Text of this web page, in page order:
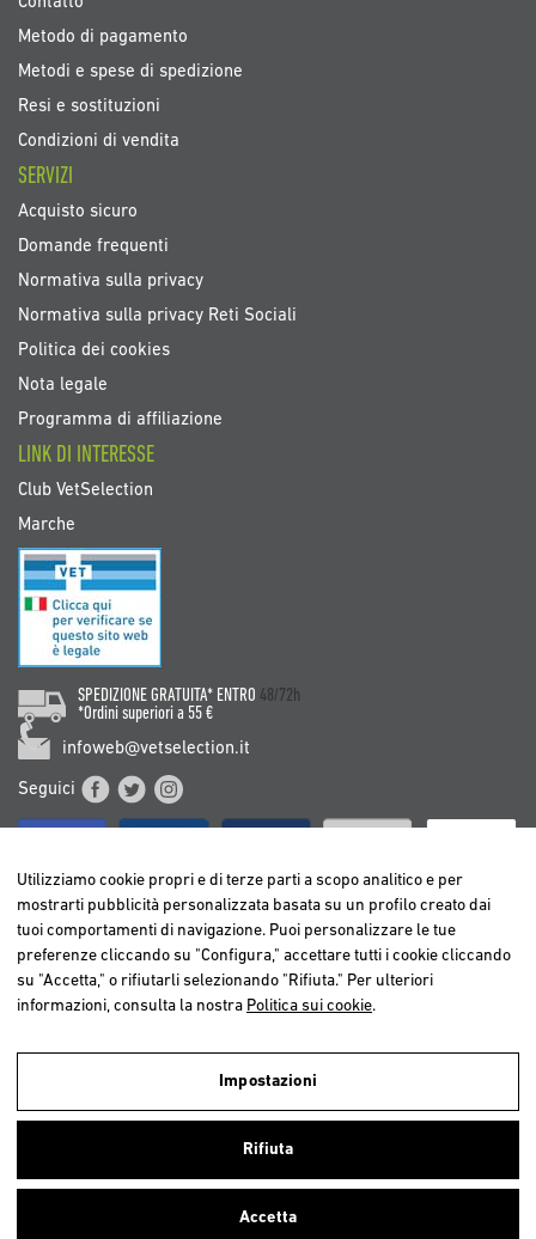
Utilizziamo cookies propri e di terze parti per realizzare analisi della
navigazione degli utenti e così poter offrire un miglior servizio.
ulteriori informazioniclicca qui.
Metodo di pagamento
Metodi e spese di spedizione
Resi e sostituzioni
Condizioni di vendita
SERVIZI
Acquisto sicuro
Domande frequenti
Normativa sulla privacy
Normativa sulla privacy Reti Sociali
Politica dei cookies
Nota legale
Programma di affiliazione
LINK DI INTERESSE
Club VetSelection
Marche
SPEDIZIONE GRATUITA* ENTRO 48/72h
*Ordini superiori a 55 €
infoweb@vetselection.it
Seguici
BELGIË / BELGIQUE
DEUTSCHLAND
ESPAÑA
ITALIA
NEDERLAND
ÖSTERREICH
Utilizziamo cookie propri e di terze parti a scopo analitico e per
mostrarti pubblicità personalizzata basata su un profilo creato dai
tuoi comportamenti di navigazione. Puoi personalizzare le tue
preferenze cliccando su "Configura," accettare tutti i cookie cliccando
su "Accetta," o rifiutarli selezionando "Rifiuta." Per ulteriori
informazioni, consulta la nostra Politica sui cookie.
Impostazioni
Rifiuta
Accetta